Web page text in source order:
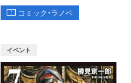
コミック・ラノベ
イベント